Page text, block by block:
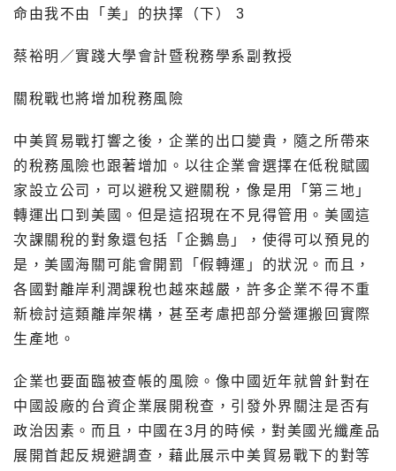
蔡裕明／實踐大學會計暨稅務學系副教授
關稅戰也將增加稅務風險
中美貿易戰打響之後，企業的出口變貴，隨之所帶來
的稅務風險也跟著增加。以往企業會選擇在低稅賦國
家設立公司，可以避稅又避關稅，像是用「第三地」
轉運出口到美國。但是這招現在不見得管用。美國這
次課關稅的對象還包括「企鵝島」，使得可以預見的
是，美國海關可能會開罰「假轉運」的狀況。而且，
各國對離岸利潤課稅也越來越嚴，許多企業不得不重
新檢討這類離岸架構，甚至考慮把部分營運搬回實際
生產地。
企業也要面臨被查帳的風險。像中國近年就曾針對在
中國設廠的台資企業展開稅查，引發外界關注是否有
政治因素。而且，中國在3月的時候，對美國光纖產品
展開首起反規避調查，藉此展示中美貿易戰下的對等